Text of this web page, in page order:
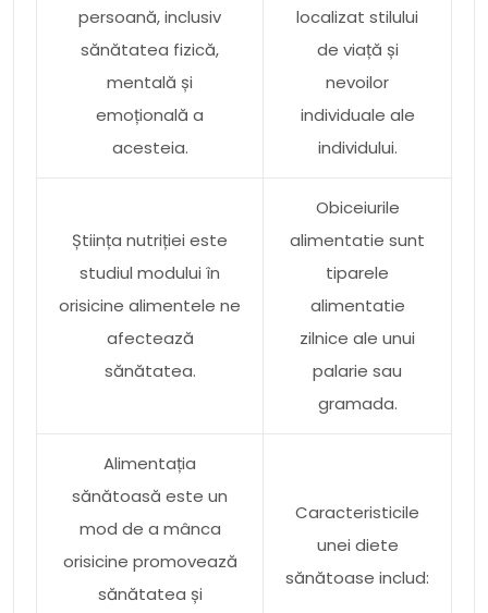
persoană, inclusiv
sănătatea fizică,
mentală și
emoțională a
acesteia.
localizat stilului
de viață și
nevoilor
individuale ale
individului.
Știința nutriției este
studiul modului în
orisicine alimentele ne
afectează
sănătatea.
Obiceiurile
alimentatie sunt
tiparele
alimentatie
zilnice ale unui
palarie sau
gramada.
Alimentația
sănătoasă este un
mod de a mânca
orisicine promovează
sănătatea și
Caracteristicile
unei diete
sănătoase includ: